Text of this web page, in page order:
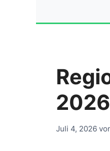
2026
Juli 4, 2026